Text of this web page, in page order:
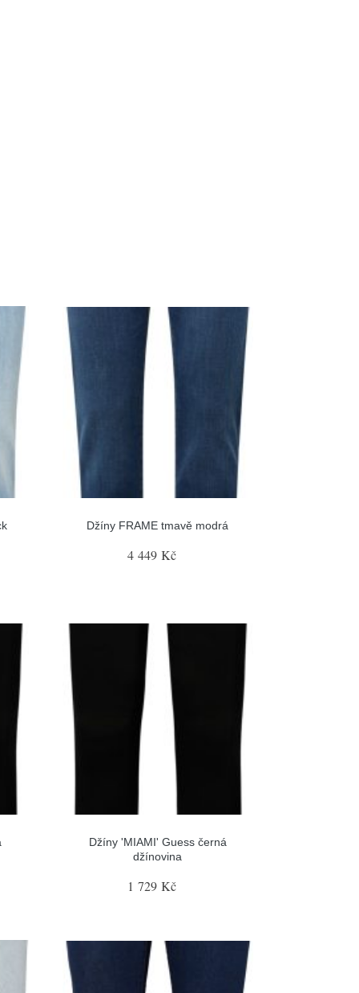
Džíny FRAME tmavě modrá
4 449 Kč
Džíny 'MIAMI' Guess černá
džínovina
1 729 Kč